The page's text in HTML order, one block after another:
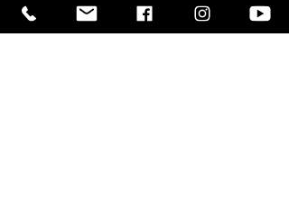
The Szupergirls Ladies nagyformáció:
a 2023-as Európa-bajnokok és